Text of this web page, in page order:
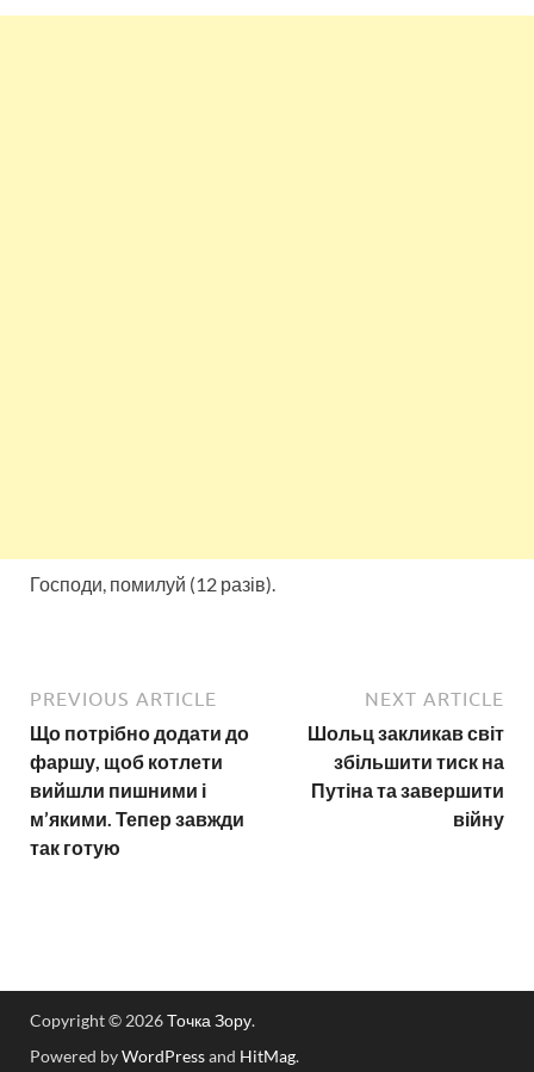
Господи, помилуй (12 разів).
PREVIOUS ARTICLE
Що потрібно додати до
фаршу, щоб котлети
вийшли пишними і
м’якими. Тепер завжди
так готую
NEXT ARTICLE
Шольц закликав світ
збільшити тиск на
Путіна та завершити
війну
Copyright © 2026Точка Зору.
Powered byWordPressand HitMag.